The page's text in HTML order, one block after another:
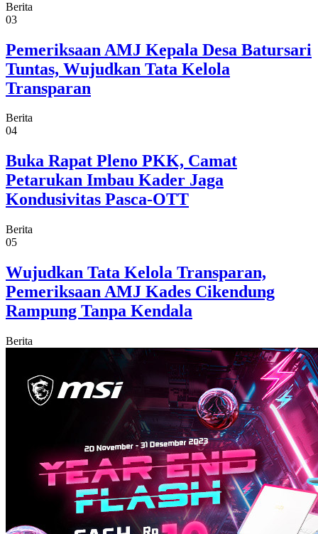
Berita
03
Pemeriksaan AMJ Kepala Desa Batursari
Tuntas, Wujudkan Tata Kelola
Transparan
Berita
04
Buka Rapat Pleno PKK, Camat
Petarukan Imbau Kader Jaga
Kondusivitas Pasca-OTT
Berita
05
Wujudkan Tata Kelola Transparan,
Pemeriksaan AMJ Kades Cikendung
Rampung Tanpa Kendala
Berita